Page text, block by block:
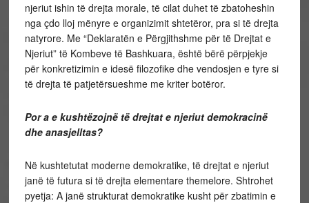
njeriut ishin të drejta morale, të cilat duhet të zbatoheshin
nga çdo lloj mënyre e organizimit shtetëror, pra si të drejta
natyrore. Me “Deklaratën e Përgjithshme për të Drejtat e
Njeriut” të Kombeve të Bashkuara, është bërë përpjekje
për konkretizimin e idesë filozofike dhe vendosjen e tyre si
të drejta të patjetërsueshme me kriter botëror.
Por a e kushtëzojnë të drejtat e njeriut demokracinë
dhe anasjelltas?
Në kushtetutat moderne demokratike, të drejtat e njeriut
janë të futura si të drejta elementare themelore. Shtrohet
pyetja: A janë strukturat demokratike kusht për zbatimin e